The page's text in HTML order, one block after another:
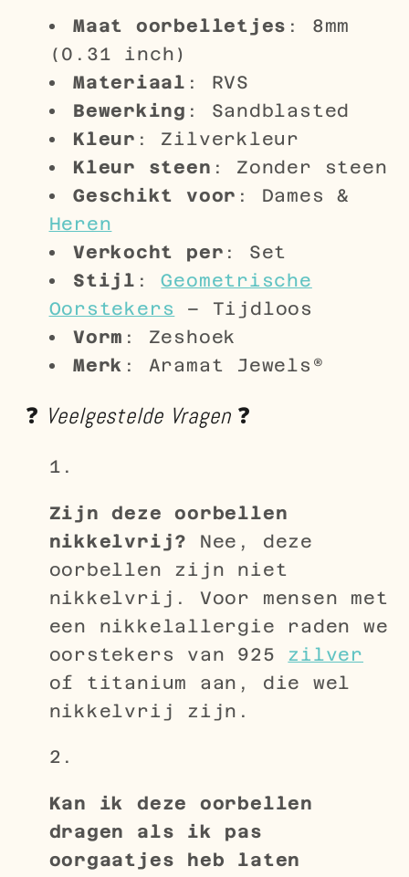
Maat oorbelletjes : 8mm
(0.31 inch)
Materiaal : RVS
Bewerking : Sandblasted
Kleur : Zilverkleur
Kleur steen : Zonder steen
Geschikt voor : Dames &
Heren
Verkocht per : Set
Stijl :Geometrische
Oorstekers
– Tijdloos
Vorm : Zeshoek
Merk : Aramat Jewels®
❓ Veelgestelde Vragen❓
Zijn deze oorbellen
nikkelvrij? Nee, deze
oorbellen zijn niet
nikkelvrij. Voor mensen met
een nikkelallergie raden we
oorstekers van 925 zilver
of titanium aan, die wel
nikkelvrij zijn.
Kan ik deze oorbellen
dragen als ik pas
oorgaatjes heb laten